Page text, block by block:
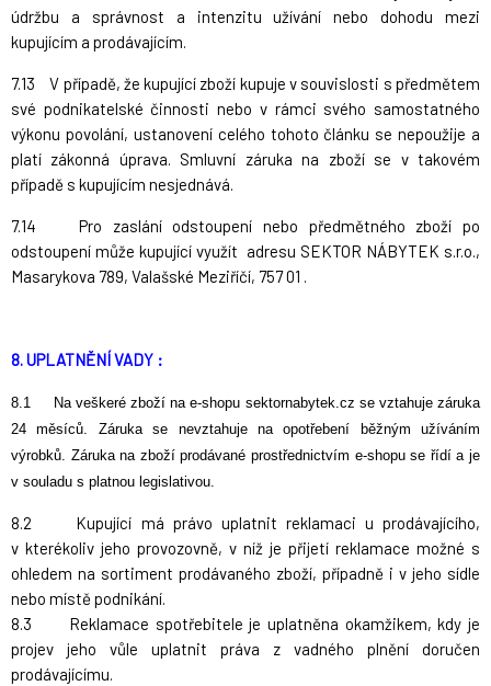
údržbu a správnost a intenzitu užívání nebo dohodu mezi
kupujícím a prodávajícím.
7.13 V případě, že kupující zboží kupuje v souvislosti s předmětem
své podnikatelské činnosti nebo v rámci svého samostatného
výkonu povolání, ustanovení celého tohoto článku se nepoužije a
platí zákonná úprava. Smluvní záruka na zboží se v takovém
případě s kupujícím nesjednává.
7.14 Pro zaslání odstoupení nebo předmětného zboží po
odstoupení může kupující využít adresu SEKTOR NÁBYTEK s.r.o.,
Masarykova 789, Valašské Meziříčí, 757 01 .
8. UPLATNĚNÍ VADY :
8.1 Na veškeré zboží na e-shopu sektornabytek.cz se vztahuje záruka
24 měsíců. Záruka se nevztahuje na opotřebení běžným užíváním
výrobků. Záruka na zboží prodávané prostřednictvím e-shopu se řídí a je
v souladu s platnou legislativou.
8.2 Kupující má právo uplatnit reklamaci u prodávajícího,
v kterékoliv jeho provozovně, v níž je přijetí reklamace možné s
ohledem na sortiment prodávaného zboží, případně i v jeho sídle
nebo místě podnikání.
8.3 Reklamace spotřebitele je uplatněna okamžikem, kdy je
projev jeho vůle uplatnit práva z vadného plnění doručen
prodávajícímu.